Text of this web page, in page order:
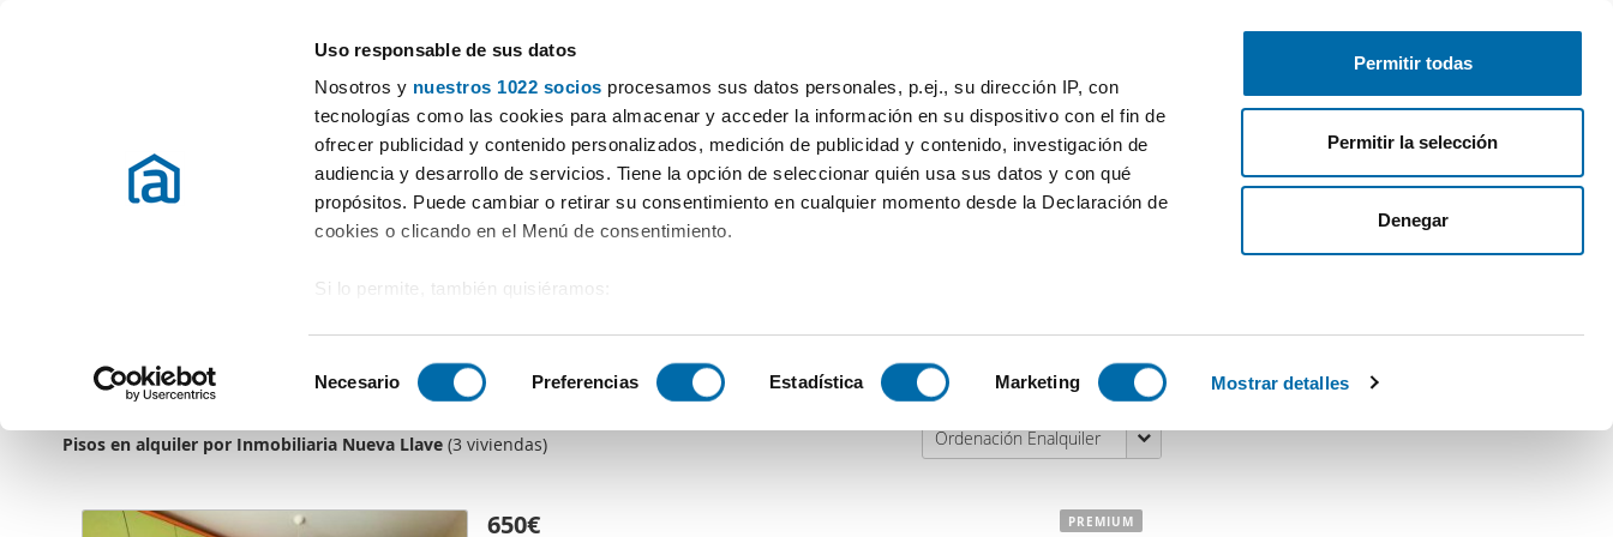
Uso responsable de sus datos
Nosotros y nuestros 1022 socios procesamos sus datos personales, p.ej., su dirección IP, con
tecnologías como las cookies para almacenar y acceder la información en su dispositivo con el fin de
ofrecer publicidad y contenido personalizados, medición de publicidad y contenido, investigación de
audiencia y desarrollo de servicios. Tiene la opción de seleccionar quién usa sus datos y con qué
propósitos. Puede cambiar o retirar su consentimiento en cualquier momento desde la Declaración de
cookies o clicando en el Menú de consentimiento.
Si lo permite, también quisiéramos:
Identificar su dispositivo analizándolo activamente para buscar características específicas (huellas
Obtenga más información sobre cómo se procesan sus datos personales y establezca sus
e
e
c
Necesario Preferencias Estadística Marketing Mostrar detalles
Permitir todas
Permitir la selección
Denegar
Publica gratis Inicia sesión
Habitaciones Más filtros
Inmobiliaria Nueva Llave
Rúa Cidade de Vigo
982682016
Pisos en alquiler por Inmobiliaria Nueva Llave (3 viviendas) Ordenación Enalquiler
650€ PREMIUM
¿Te mudas?¡Te ayudamos!
Calcula tu hipoteca: